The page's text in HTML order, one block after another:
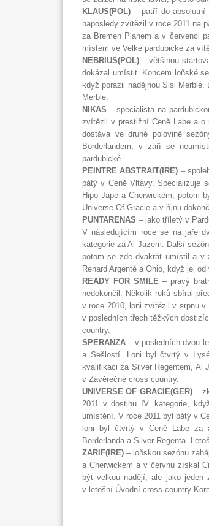
KLAUS(POL) – patří do absolutní
naposledy zvítězil v roce 2011 na
za Bremen Planem a v červenci
místem ve Velké pardubické za
NEBRIUS(POL) – většinou
dokázal umístit. Koncem loňské
když porazil nadějnou Sisi
Merble.
NIKAS – specialista na
zvítězil v prestižní Ceně Labe a o
dostává ve druhé polovině
Borderlandem, v září se
pardubické.
PEINTRE ABSTRAIT(IRE) –
pátý v Ceně Vltavy. Specializuje
Hipo Jape a Cherwickem, potom
Universe Of Gracie a v říjnu
PUNTARENAS – jako tříletý v
V následujícím roce se na jaře
kategorie za Al Jazem. Další
potom se zde dvakrát umístil a
Renard Argenté a Ohio, když jej
READY FOR SMILE – pravý
nedokončil. Několik roků sbíral
v roce 2010, loni zvítězil v srpnu v
v posledních třech těžkých
country.
SPERANZA – v posledních dvou
a Sešlostí. Loni byl čtvrtý v
kvalifikaci za Silver Regentem, Al
v Závěrečné cross country.
UNIVERSE OF GRACIE(GER)–
2011 v dostihu IV. kategorie,
umístění. V roce 2011 byl pátý v
loni byl čtvrtý v Ceně Labe za
Borderlanda a Silver Regenta.
ZARIF(IRE) – loňskou sezónu
a Cherwickem a v červnu získal
být velkou nadějí, ale jako
v letošní Úvodní cross country